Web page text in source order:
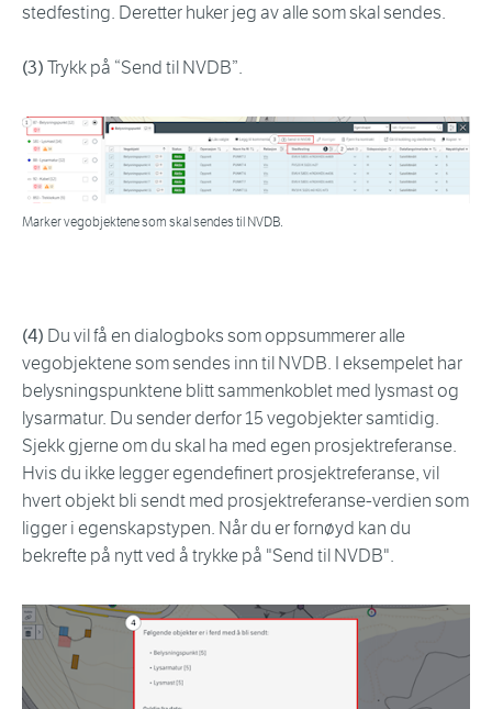
stedfesting. Deretter huker jeg av alle som skal sendes.
(3)Trykk på “Send til NVDB”.
Marker vegobjektene som skal sendes til NVDB.
(4) Du vil få en dialogboks som oppsummerer alle
vegobjektene som sendes inn til NVDB. I eksempelet har
belysningspunktene blitt sammenkoblet med lysmast og
lysarmatur. Du sender derfor 15 vegobjekter samtidig.
Sjekk gjerne om du skal ha med egen prosjektreferanse.
Hvis du ikke legger egendefinert prosjektreferanse, vil
hvert objekt bli sendt med prosjektreferanse-verdien som
ligger i egenskapstypen. Når du er fornøyd kan du
bekrefte på nytt ved å trykke på "Send til NVDB".